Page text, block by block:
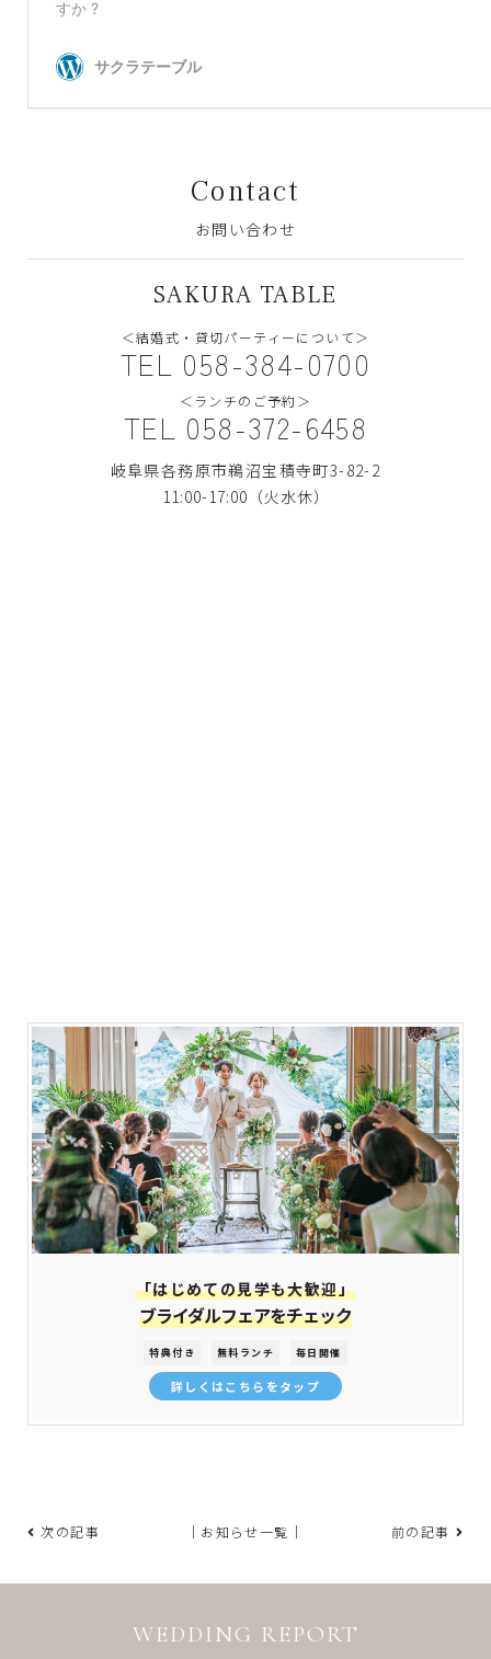
Contact
お問い合わせ
SAKURA TABLE
＜結婚式・貸切パーティーについて＞
TEL 058-384-0700
＜ランチのご予約＞
TEL 058-372-6458
岐阜県各務原市鵜沼宝積寺町3-82-2
11:00-17:00（火水休）
「はじめての見学も大歓迎」
ブライダルフェアをチェック
特典付き 無料ランチ 毎日開催
詳しくはこちらをタップ
次の記事 ｜お知らせ一覧｜ 前の記事
WEDDING REPORT